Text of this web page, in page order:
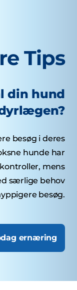
Tips
din hund
besøg i deres
hunde har
mens
særlige behov
besøg.
ernæring